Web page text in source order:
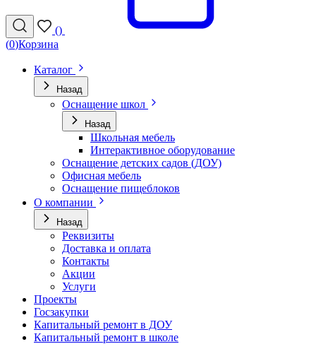
()
(0)Корзина
Каталог
Назад
Оснащение школ
Назад
Школьная мебель
Интерактивное оборудование
Оснащение детских садов (ДОУ)
Офисная мебель
Оснащение пищеблоков
О компании
Назад
Реквизиты
Доставка и оплата
Контакты
Акции
Услуги
Проекты
Госзакупки
Капитальный ремонт в ДОУ
Капитальный ремонт в школе